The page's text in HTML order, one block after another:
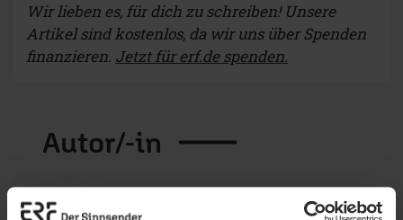
Wir lieben es, für dich zu schreiben! Unsere
Artikel sind kostenlos, da wir uns über Spenden
finanzieren. Jetzt für erf.de spenden.
Autor/-in